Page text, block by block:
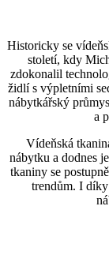
Historicky se
století, kdy
zdokonalil
židlí s výpletními
nábytkářský
a
Vídeňská
nábytku a dodnes
tkaniny se
trendům. I